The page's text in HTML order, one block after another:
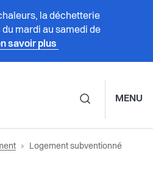
la déchetterie
mardi au samedi de
savoir plus
MENU
Page actuelle:
Logement subventionné